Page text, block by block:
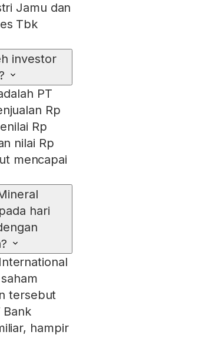
Jamu dan
Tbk
investor
PT
Rp
Rp
nilai Rp
mencapai
hari
tersebut
Bank
hampir